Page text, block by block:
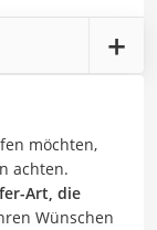
möchten,
achten.
Art, die
Wünschen